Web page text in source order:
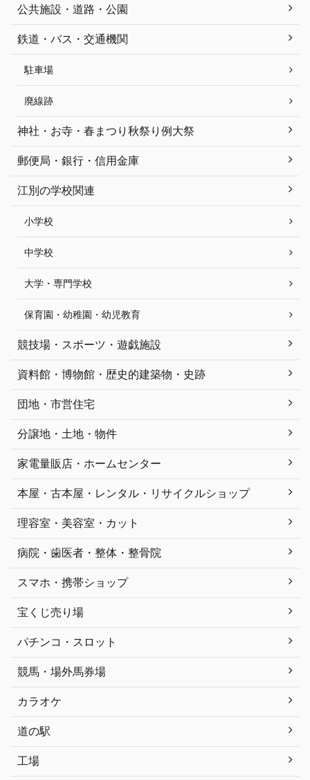
公共施設・道路・公園
鉄道・バス・交通機関
駐車場
廃線跡
神社・お寺・春まつり秋祭り例大祭
郵便局・銀行・信用金庫
江別の学校関連
小学校
中学校
大学・専門学校
保育園・幼稚園・幼児教育
競技場・スポーツ・遊戯施設
資料館・博物館・歴史的建築物・史跡
団地・市営住宅
分譲地・土地・物件
家電量販店・ホームセンター
本屋・古本屋・レンタル・リサイクルショップ
理容室・美容室・カット
病院・歯医者・整体・整骨院
スマホ・携帯ショップ
宝くじ売り場
パチンコ・スロット
競馬・場外馬券場
カラオケ
道の駅
工場